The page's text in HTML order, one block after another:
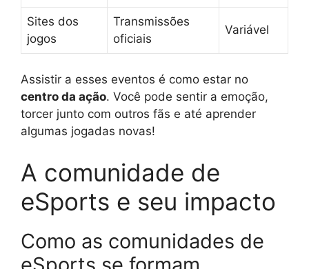
Sites dos
jogos
Transmissões
oficiais
Variável
Assistir a esses eventos é como estar no
centro da ação. Você pode sentir a emoção,
torcer junto com outros fãs e até aprender
algumas jogadas novas!
A comunidade de
eSports e seu impacto
Como as comunidades de
eSports se formam